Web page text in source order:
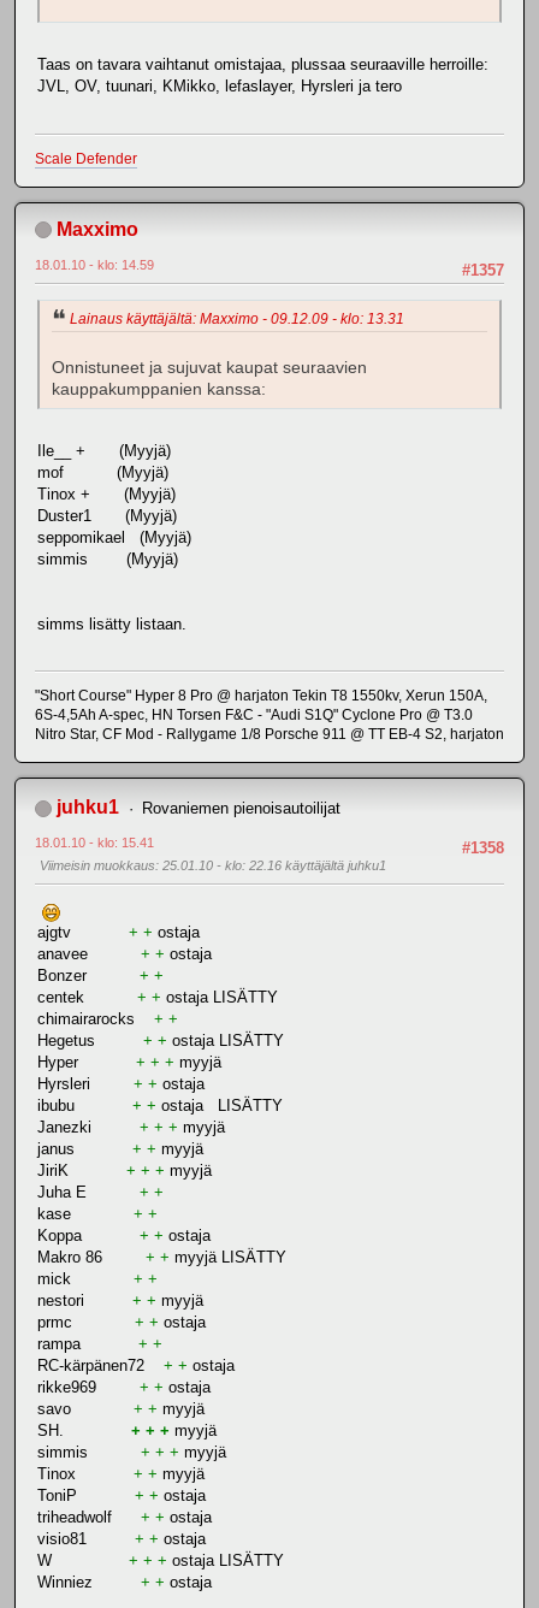
Taas on tavara vaihtanut omistajaa, plussaa seuraaville herroille:
JVL, OV, tuunari, KMikko, lefaslayer, Hyrsleri ja tero
Scale Defender
Maxximo
#1357
18.01.10 - klo: 14.59
Lainaus käyttäjältä: Maxximo - 09.12.09 - klo: 13.31
Onnistuneet ja sujuvat kaupat seuraavien
kauppakumppanien kanssa:
Ile__ + (Myyjä)
mof (Myyjä)
Tinox + (Myyjä)
Duster1 (Myyjä)
seppomikael (Myyjä)
simmis (Myyjä)
simms lisätty listaan.
"Short Course" Hyper 8 Pro @ harjaton Tekin T8 1550kv, Xerun 150A,
6S-4,5Ah A-spec, HN Torsen F&C - "Audi S1Q" Cyclone Pro @ T3.0
Nitro Star, CF Mod - Rallygame 1/8 Porsche 911 @ TT EB-4 S2, harjaton
juhku1 Rovaniemen pienoisautoilijat
#1358
18.01.10 - klo: 15.41
Viimeisin muokkaus: 25.01.10 - klo: 22.16 käyttäjältä juhku1
ajgtv + + ostaja
anavee + + ostaja
Bonzer + +
centek + + ostaja LISÄTTY
chimairarocks + +
Hegetus + + ostaja LISÄTTY
Hyper + + + myyjä
Hyrsleri + + ostaja
ibubu + + ostaja LISÄTTY
Janezki + + + myyjä
janus + + myyjä
JiriK + + + myyjä
Juha E + +
kase + +
Koppa + + ostaja
Makro 86 + + myyjä LISÄTTY
mick + +
nestori + + myyjä
prmc + + ostaja
rampa + +
RC-kärpänen72 + + ostaja
rikke969 + + ostaja
savo + + myyjä
SH. + + + myyjä
simmis + + + myyjä
Tinox + + myyjä
ToniP + + ostaja
triheadwolf + + ostaja
visio81 + + ostaja
W + + + ostaja LISÄTTY
Winniez + + ostaja